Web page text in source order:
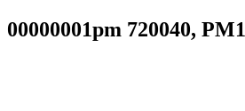
00000001pm 720040, PM1